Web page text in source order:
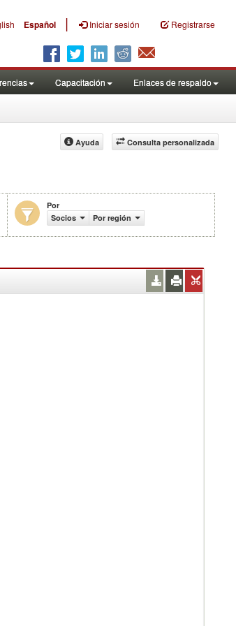
Español | Iniciar sesión Registrarse
Capacitación Enlaces de respaldo
Consulta personalizada
Ayuda
Por
Socios
Por región